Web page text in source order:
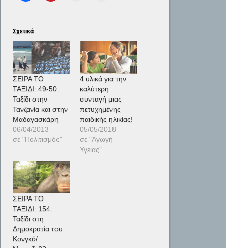
Σχετικά
ΣΕΙΡΑ ΤΟ
ΤΑΞΙΔΙ: 49-50.
Ταξίδι στην
Τανζανία και στην
Μαδαγασκάρη
06/04/2013
σε "Πολιτισμός"
4 υλικά για την
καλύτερη
συνταγή μιας
πετυχημένης
παιδικής ηλικίας!
05/05/2018
σε "Αγωγή
Υγείας"
ΣΕΙΡΑ ΤΟ
ΤΑΞΙΔΙ: 154.
Ταξίδι στη
Δημοκρατία του
Κονγκό/